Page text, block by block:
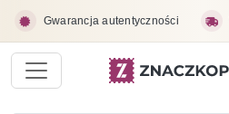
Gwarancja autentyczności